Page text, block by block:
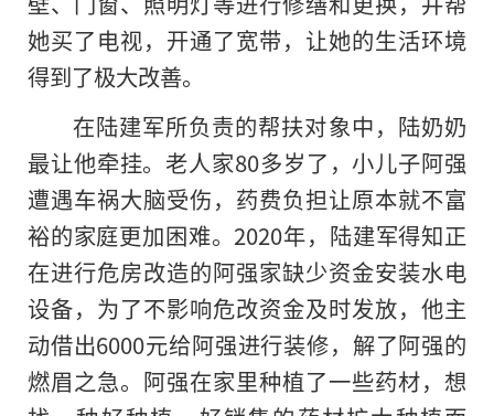
她买了电视，开通了宽带，让她的生活环境
得到了极大改善。
在陆建军所负责的帮扶对象中，陆奶奶
最让他牵挂。老人家80多岁了，小儿子阿强
遭遇车祸大脑受伤，药费负担让原本就不富
裕的家庭更加困难。2020年，陆建军得知正
在进行危房改造的阿强家缺少资金安装水电
设备，为了不影响危改资金及时发放，他主
动借出6000元给阿强进行装修，解了阿强的
燃眉之急。阿强在家里种植了一些药材，想